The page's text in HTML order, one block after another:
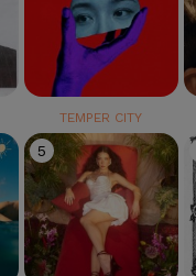
TEMPER CITY
5